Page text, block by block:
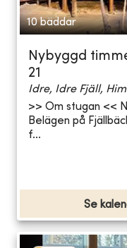
10 bäddar
Nybyggd
21
Idre, Idre Fjäll,
>> Om stugan <<
Belägen på
f...
Se